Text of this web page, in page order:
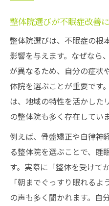
整体院選びが不眠症改善
整体院選びは、不眠症の根
影響を与えます。なぜなら
が異なるため、自分の症状
体院を選ぶことが重要です
は、地域の特性を活かした
の整体院も多く存在していま
例えば、骨盤矯正や自律神
る整体院を選ぶことで、睡
す。実際に「整体を受けて
「朝までぐっすり眠れる
の声も多く聞かれます。自